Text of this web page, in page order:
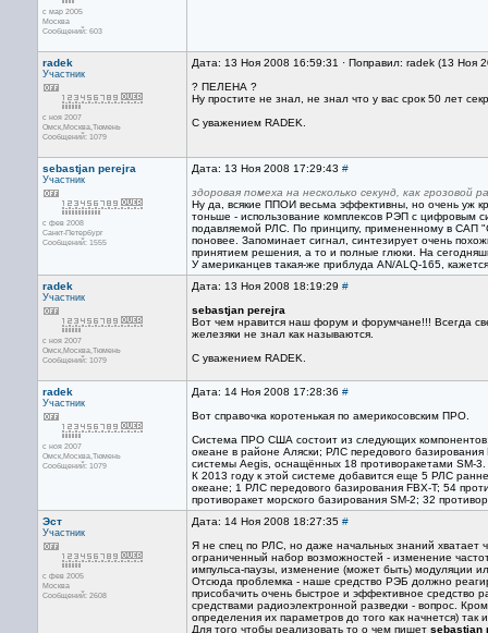
с мар 2005
Москва
Сообщений: 603
radek
Участник
с ноя 2007
Омск,Москва,Тюмень
Сообщений: 1079
Дата: 13 Ноя 2008 16:59:31 · Поправил: radek (13 Ноя
? ПЕЛЕНА ?
Ну простите не знал, не знал что у вас срок 50 лет
С уважением RADEK.
sebastjan perejra
Участник
с фев 2008
Санкт-Петербург
Сообщений: 1555
Дата: 13 Ноя 2008 17:29:43 #
здоровая помеха на несколько секунд, как грозовой
Ну да, всякие ППОИ весьма эффективны, но очень уж
тоньше - использование комплексов РЭП с цифровым
подавляемой РЛС. По принципу, примененному в САП
поновее. Запоминает сигнал, синтезирует очень
принятием решения, а то и полные глюки. На
У американцев такая-же приблуда AN/ALQ-165,
radek
Участник
с ноя 2007
Омск,Москва,Тюмень
Сообщений: 1079
Дата: 13 Ноя 2008 18:19:29 #
sebastjan perejra
Вот чем нравится наш форум и форумчане!!! Всегда
железяки не знал как называются.
С уважением RADEK.
radek
Участник
с ноя 2007
Омск,Москва,Тюмень
Сообщений: 1079
Дата: 14 Ноя 2008 17:28:36 #
Вот справочка коротенькая по америкосовским ПРО.
Система ПРО США состоит из следующих
океане в районе Аляски; РЛС передового
системы Aegis, оснащённых 18 противоракетами SM-3.
К 2013 году к этой системе добавится еще 5 РЛС
океане; 1 РЛС передового базирования FBX-T; 54
противоракет морского базирования SM-2; 32
Эст
Участник
с фев 2005
Москва
Сообщений: 2608
Дата: 14 Ноя 2008 18:27:35 #
Я не спец по РЛС, но даже начальных знаний хватает
ограниченный набор возможностей - изменение
импульса-паузы, изменение (может быть) модуляции
Отсюда проблемка - наше средство РЭБ должно
присобачить очень быстрое и эффективное средство
средствами радиоэлектронной разведки - вопрос.
определения их параметров до того как начнется)
Для того чтобы реализовать то о чем пишет sebastjan